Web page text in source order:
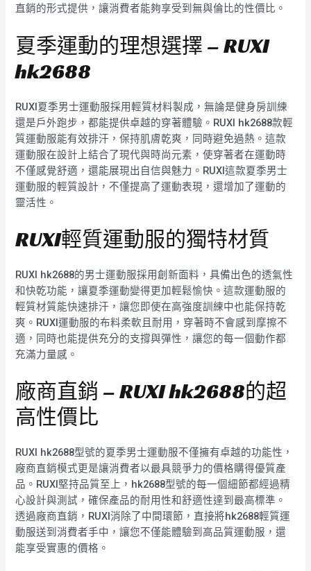
直銷的形式提供，讓消費者能夠享受到無與倫比的性價比。
夏季運動的理想選擇 – RUXI
hk2688
RUXI夏季男士運動服採用輕質材料製成，無論是健身房訓練
還是戶外跑步，都能提供卓越的穿著體驗。RUXI hk2688款輕
質運動服能有效排汗，保持肌膚乾爽，同時避免過熱。這款
運動服在設計上結合了現代與時尚元素，使穿著者在運動時
不僅感覺舒適，還能展現出自信與魅力。RUXI這款夏季男士
運動服的輕質設計，不僅提高了運動表現，還增加了運動的
靈活性。
RUXI輕質運動服的獨特材質
RUXI hk2688的男士運動服採用創新面料，具備出色的透氣性
和快乾功能，讓夏季運動變得更加輕鬆愉快。這款運動服的
輕質材質能快速排汗，讓您即使在高強度訓練中也能保持乾
爽。RUXI運動服的布料柔軟且耐用，穿著時不會感到摩擦不
適，同時也能提供充分的支撐與彈性，讓您的每一個動作都
充滿力量感。
廠商直銷 – RUXI hk2688的超
高性價比
RUXI hk2688型號的夏季男士運動服不僅擁有卓越的功能性，
廠商直銷模式更是讓消費者以最具競爭力的價格購得優質產
品。RUXI堅持品質至上，hk2688型號的每一個細節都經過精
心設計與測試，確保產品的耐用性和舒適性達到最高標準。
透過廠商直銷，RUXI消除了中間環節，直接將hk2688輕質運
動服送到消費者手中，讓您不僅能體驗到高品質運動服，還
能享受實惠的價格。